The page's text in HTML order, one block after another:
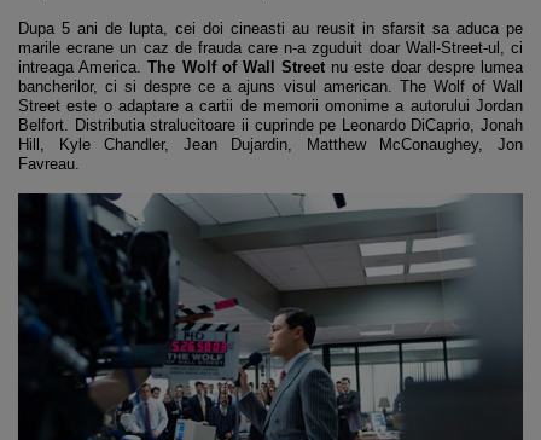
Dupa 5 ani de lupta, cei doi cineasti au reusit in sfarsit sa aduca pe
marile ecrane un caz de frauda care n-a zguduit doar Wall-Street-ul, ci
intreaga America.The Wolf of Wall Street nu este doar despre lumea
bancherilor, ci si despre ce a ajuns visul american. The Wolf of Wall
Street este o adaptare a cartii de memorii omonime a autorului Jordan
Belfort. Distributia stralucitoare ii cuprinde pe Leonardo DiCaprio, Jonah
Hill, Kyle Chandler, Jean Dujardin, Matthew McConaughey, Jon
Favreau.